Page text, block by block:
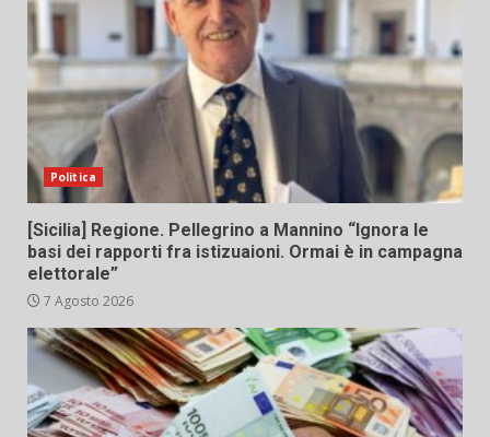
Politica
[Sicilia] Regione. Pellegrino a Mannino “Ignora le
basi dei rapporti fra istizuaioni. Ormai è in campagna
elettorale”
7 Agosto 2026